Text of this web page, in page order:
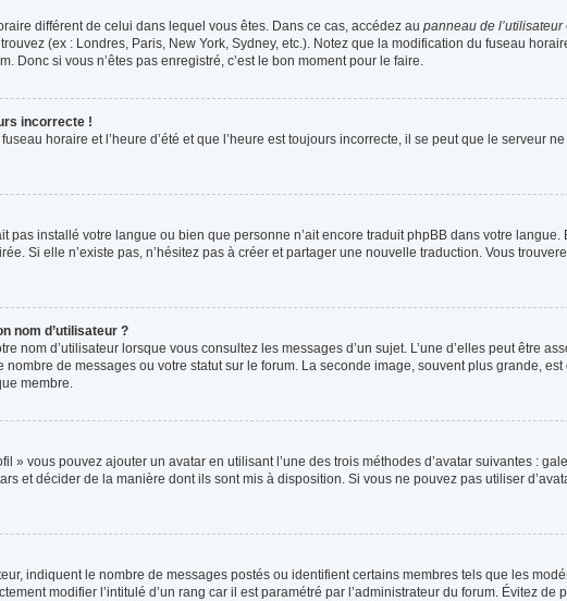
différent de celui dans lequel vous êtes. Dans ce cas, accédez au panneau de l’utilisateur
(ex : Londres, Paris, New York, Sydney, etc.). Notez que la modification du fuseau
Donc si vous n’êtes pas enregistré, c’est le bon moment pour le faire.
incorrecte !
horaire et l’heure d’été et que l’heure est toujours incorrecte, il se peut que le serveur
pas installé votre langue ou bien que personne n’ait encore traduit phpBB dans votre
Si elle n’existe pas, n’hésitez pas à créer et partager une nouvelle traduction. Vous
nom d’utilisateur ?
nom d’utilisateur lorsque vous consultez les messages d’un sujet. L’une d’elles peut être
de messages ou votre statut sur le forum. La seconde image, souvent plus grande,
membre.
» vous pouvez ajouter un avatar en utilisant l’une des trois méthodes d’avatar suivantes :
et décider de la manière dont ils sont mis à disposition. Si vous ne pouvez pas utiliser
indiquent le nombre de messages postés ou identifient certains membres tels que les
modifier l’intitulé d’un rang car il est paramétré par l’administrateur du forum. Évitez de